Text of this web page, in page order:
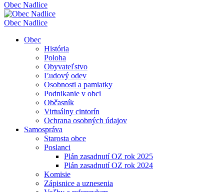
Obec Nadlice
Obec Nadlice
Obec
História
Poloha
Obyvateľstvo
Ľudový odev
Osobnosti a pamiatky
Podnikanie v obci
Občasník
Virtuálny cintorín
Ochrana osobných údajov
Samospráva
Starosta obce
Poslanci
Plán zasadnutí OZ rok 2025
Plán zasadnutí OZ rok 2024
Komisie
Zápisnice a uznesenia